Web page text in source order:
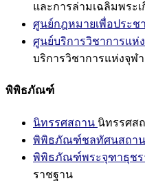
และการล่ามเฉลิมพระเ
ศูนย์กฎหมายเพื่อประช
ศูนย์บริการวิชาการแห่
บริการวิชาการแห่งจุฬ
พิพิธภัณฑ์
นิทรรศสถาน นิทรรศส
พิพิธภัณฑ์ชลทัศนสถาน
พิพิธภัณฑ์พระจุฑาธุชร
ราชฐาน